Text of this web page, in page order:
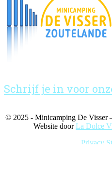
Schrijf je in voor
© 2025 - Minicamping De Visser
Website doorLa Dolce
Privacy